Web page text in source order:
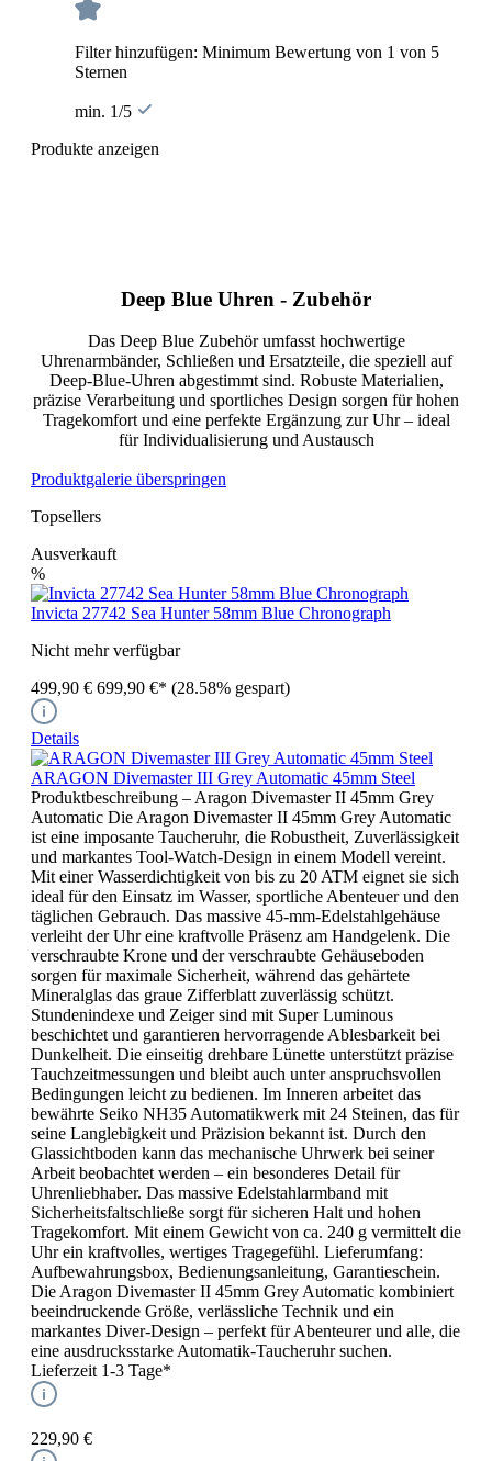
Filter hinzufügen: Minimum Bewertung von 1 von 5
Sternen
min. 1/5
Produkte anzeigen
Deep Blue Uhren - Zubehör
Das Deep Blue Zubehör umfasst hochwertige
Uhrenarmbänder, Schließen und Ersatzteile, die speziell auf
Deep-Blue-Uhren abgestimmt sind. Robuste Materialien,
präzise Verarbeitung und sportliches Design sorgen für hohen
Tragekomfort und eine perfekte Ergänzung zur Uhr – ideal
für Individualisierung und Austausch
Produktgalerie überspringen
Topsellers
Ausverkauft
%
Invicta 27742 Sea Hunter 58mm Blue Chronograph
Nicht mehr verfügbar
499,90 € 699,90 €* (28.58% gespart)
Details
ARAGON Divemaster III Grey Automatic 45mm Steel
Produktbeschreibung – Aragon Divemaster II 45mm Grey
Automatic Die Aragon Divemaster II 45mm Grey Automatic
ist eine imposante Taucheruhr, die Robustheit, Zuverlässigkeit
und markantes Tool-Watch-Design in einem Modell vereint.
Mit einer Wasserdichtigkeit von bis zu 20 ATM eignet sie sich
ideal für den Einsatz im Wasser, sportliche Abenteuer und den
täglichen Gebrauch. Das massive 45-mm-Edelstahlgehäuse
verleiht der Uhr eine kraftvolle Präsenz am Handgelenk. Die
verschraubte Krone und der verschraubte Gehäuseboden
sorgen für maximale Sicherheit, während das gehärtete
Mineralglas das graue Zifferblatt zuverlässig schützt.
Stundenindexe und Zeiger sind mit Super Luminous
beschichtet und garantieren hervorragende Ablesbarkeit bei
Dunkelheit. Die einseitig drehbare Lünette unterstützt präzise
Tauchzeitmessungen und bleibt auch unter anspruchsvollen
Bedingungen leicht zu bedienen. Im Inneren arbeitet das
bewährte Seiko NH35 Automatikwerk mit 24 Steinen, das für
seine Langlebigkeit und Präzision bekannt ist. Durch den
Glassichtboden kann das mechanische Uhrwerk bei seiner
Arbeit beobachtet werden – ein besonderes Detail für
Uhrenliebhaber. Das massive Edelstahlarmband mit
Sicherheitsfaltschließe sorgt für sicheren Halt und hohen
Tragekomfort. Mit einem Gewicht von ca. 240 g vermittelt die
Uhr ein kraftvolles, wertiges Tragegefühl. Lieferumfang:
Aufbewahrungsbox, Bedienungsanleitung, Garantieschein.
Die Aragon Divemaster II 45mm Grey Automatic kombiniert
beeindruckende Größe, verlässliche Technik und ein
markantes Diver-Design – perfekt für Abenteurer und alle, die
eine ausdrucksstarke Automatik-Taucheruhr suchen.
Lieferzeit 1-3 Tage*
229,90 €